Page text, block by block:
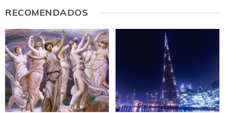
Este conteúdo não tem a informação que procuro
Outro
RECOMENDADOS